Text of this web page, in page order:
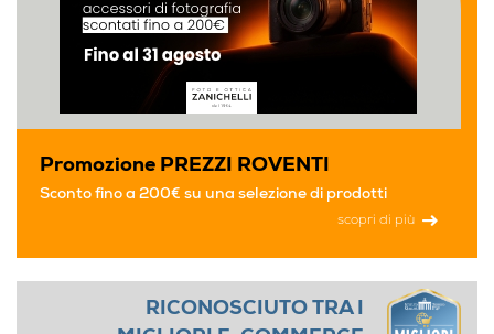
Promozione PREZZI ROVENTI
Sconto fino a 200€ su una selezione di prodotti
scopri di più
RICONOSCIUTO TRA I